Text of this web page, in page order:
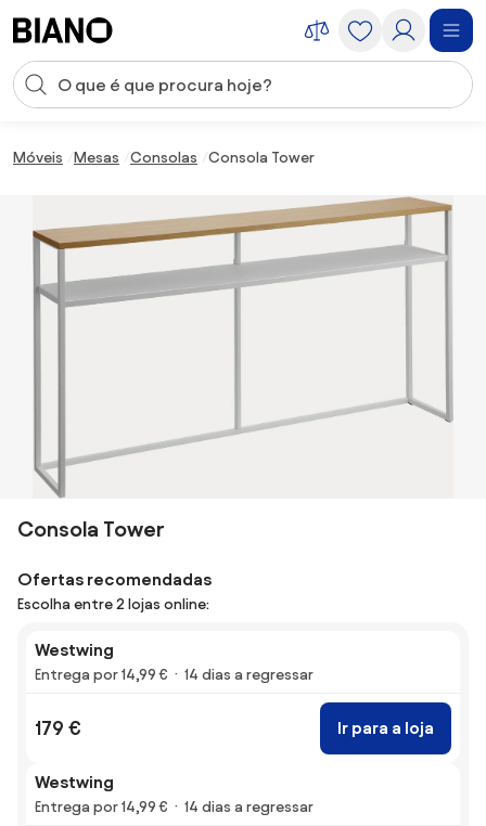
Entrada de pesquisa
Móveis Mesas Consolas Consola Tower
Consola Tower
Ofertas recomendadas
Escolha entre 2 lojas online:
Westwing
Entrega por 14,99 € 14 dias a regressar
179 € Ir para a loja
Westwing
Entrega por 14,99 € 14 dias a regressar